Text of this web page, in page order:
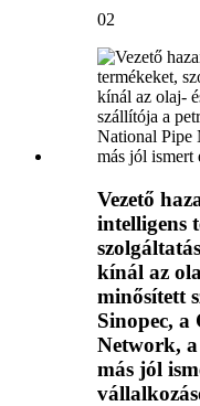
02
Vezető
intelligens
kínál az
minősített
Sinopec,
Network, a
más jól